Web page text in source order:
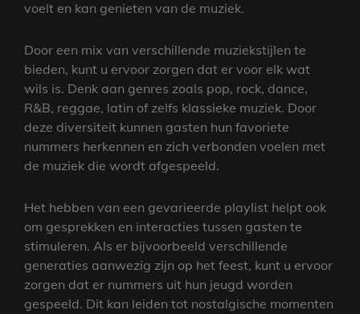
voelt en kan genieten van de muziek.
Door een mix van verschillende muziekstijlen te
bieden, kunt u ervoor zorgen dat er voor elk wat
wils is. Denk aan genres zoals pop, rock, dance,
R&B, reggae, latin of zelfs klassieke muziek. Door
deze diversiteit kunnen gasten hun favoriete
nummers herkennen en zich verbonden voelen met
de muziek die wordt afgespeeld.
Het hebben van een gevarieerde playlist helpt ook
om gesprekken en interacties tussen gasten te
stimuleren. Als er bijvoorbeeld verschillende
generaties aanwezig zijn op het feest, kunt u ervoor
zorgen dat er nummers uit hun jeugd worden
gespeeld. Dit kan leiden tot nostalgische momenten